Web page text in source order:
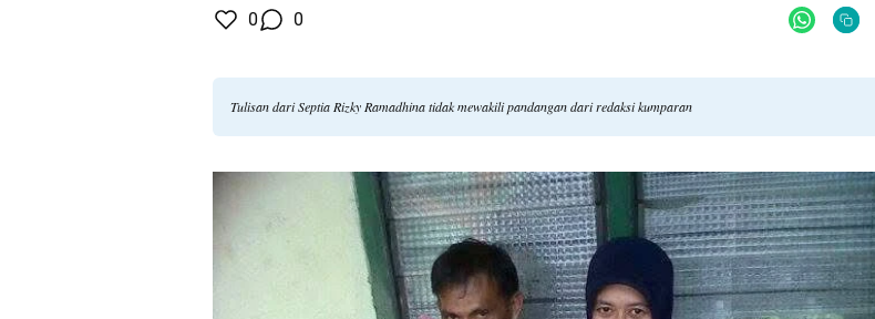
0 0
Tulisan dari Septia Rizky Ramadhina tidak mewakili pandangan dari redaksi kumparan